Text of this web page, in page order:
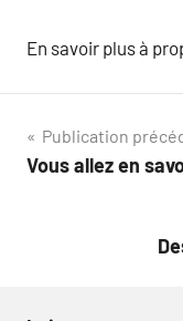
En savoir plus à
Navigation
de
Publication
Vous allez en